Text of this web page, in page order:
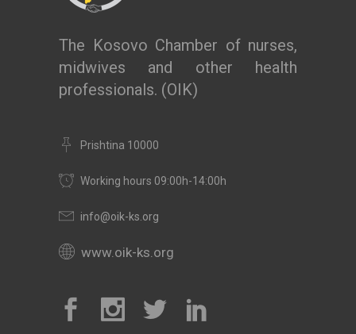
The Kosovo Chamber of nurses,
midwives and other health
professionals. (OIK)
Prishtina 10000
Working hours 09:00h-14:00h
info@oik-ks.org
www.oik-ks.org